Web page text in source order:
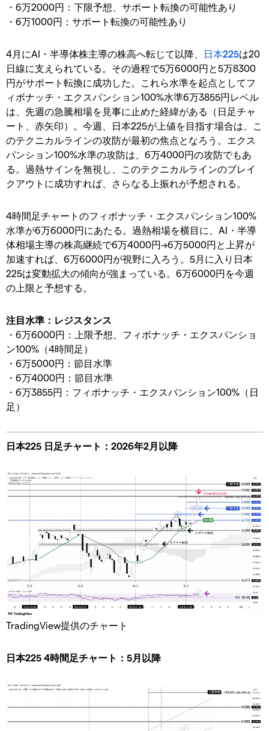
・6万2000円：下限予想、サポート転換の可能性あり
・6万1000円：サポート転換の可能性あり
4月にAI・半導体株主導の株高へ転じて以降、 日本225は20
日線に支えられている。その過程で5万6000円と5万8300
円がサポート転換に成功した。これら水準を起点としてフ
ィボナッチ・エクスパンション100%水準6万3855円レベル
は、先週の急騰相場を見事に止めた経緯がある（日足チャ
ート、赤矢印）。今週、日本225が上値を目指す場合は、こ
のテクニカルラインの攻防が最初の焦点となろう。エクス
パンション100%水準の攻防は、6万4000円の攻防でもあ
る。過熱サインを無視し、このテクニカルラインのブレイ
クアウトに成功すれば、さらなる上振れが予想される。
4時間足チャートのフィボナッチ・エクスパンション100%
水準が6万6000円にあたる。過熱相場を横目に、AI・半導
体相場主導の株高継続で6万4000円→6万5000円と上昇が
加速すれば、6万6000円が視野に入ろう。5月に入り日本
225は変動拡大の傾向が強まっている。6万6000円を今週
の上限と予想する。
注目水準：レジスタンス
・6万6000円：上限予想、フィボナッチ・エクスパンショ
ン100%（4時間足）
・6万5000円：節目水準
・6万4000円：節目水準
・6万3855円：フィボナッチ・エクスパンション100%（日
足）
日本225 日足チャート：2026年2月以降
TradingView提供のチャート
日本225 4時間足チャート：5月以降